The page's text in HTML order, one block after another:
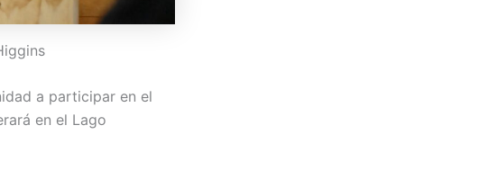
a participar en el
en el Lago